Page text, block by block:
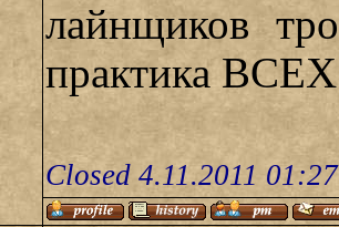
лайнщиков
практика
Closed 4.11.2011